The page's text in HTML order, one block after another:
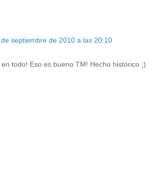
septiembre de 2010 a las 20:10
todo! Eso es bueno TM! Hecho histórico ;)